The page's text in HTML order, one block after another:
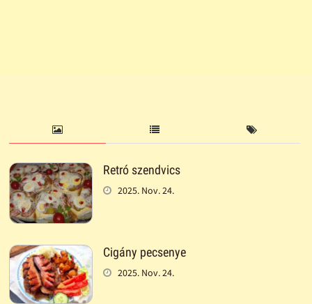
Retró szendvics
2025. Nov. 24.
Cigány pecsenye
2025. Nov. 24.